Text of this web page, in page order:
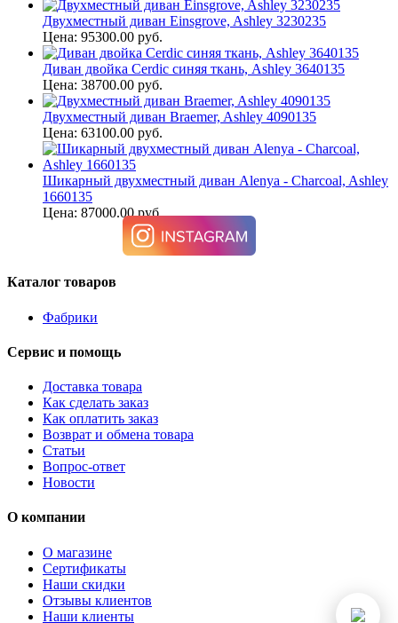
Двухместный диван Einsgrove, Ashley 3230235
Цена: 95300.00 руб.
Диван двойка Cerdic синяя ткань, Ashley 3640135
Цена: 38700.00 руб.
Двухместный диван Braemer, Ashley 4090135
Цена: 63100.00 руб.
Шикарный двухместный диван Alenya - Charcoal, Ashley
1660135
Цена: 87000.00 руб.
Каталог товаров
Фабрики
Сервис и помощь
Доставка товара
Как сделать заказ
Как оплатить заказ
Возврат и обмена товара
Статьи
Вопрос-ответ
Новости
О компании
О магазине
Сертификаты
Наши скидки
Отзывы клиентов
Наши клиенты